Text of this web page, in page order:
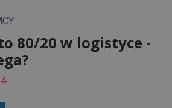
80/20 w logistyce -